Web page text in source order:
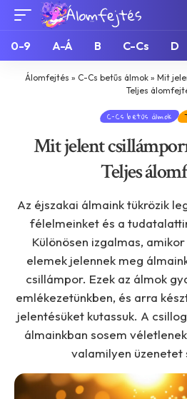
0-9 A-Á B C-Cs D
Álomfejtés » C-Cs betűs álmok » Mit
Teljes
C-Cs betűs álmok
Mit jelent
Teljes
Az éjszakai álmaink tükrözik
félelmeinket és a
Különösen izgalmas,
elemek jelennek meg
csillámpor. Ezek az álmok
emlékezetünkben, és arra
jelentésüket kutassuk. A
álmainkban sosem
valamilyen üzenetet